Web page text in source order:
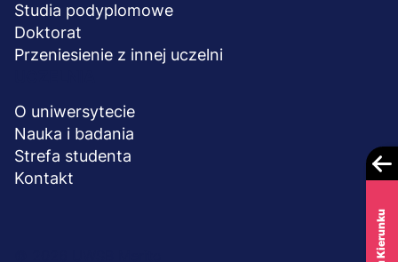
Studia podyplomowe
Doktorat
Przeniesienie z innej uczelni
O uniwersytecie
Nauka i badania
Strefa studenta
Kontakt